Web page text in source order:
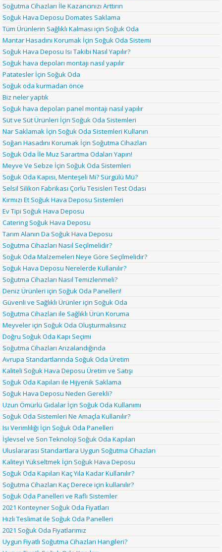
Soğutma Cihazları İle Kazancınızı Arttırın
Soğuk Hava Deposu Domates Saklama
Tüm Ürünlerin Sağlıklı Kalması için Soğuk Oda
Mantar Hasadını Korumak İçin Soğuk Oda Sistemi
Soğuk Hava Deposu Isı Takibi Nasıl Yapılır?
Soğuk hava depoları montajı nasıl yapılır
Patatesler İçin Soğuk Oda
Soğuk oda kurmadan önce
Biz neler yaptık
Soğuk hava depoları panel montajı nasıl yapılır
Süt ve Süt Ürünleri İçin Soğuk Oda Sistemleri
Nar Saklamak İçin Soğuk Oda Sistemleri Kullanın
Soğan Hasadını Korumak İçin Soğutma Cihazları
Soğuk Oda İle Muz Sarartma Odaları Yapın!
Meyve Ve Sebze İçin Soğuk Oda Sistemleri
Soğuk Oda Kapısı, Menteşeli Mi? Sürgülü Mü?
Selsil Silikon Fabrikası Çorlu Tesisleri Test Odası
Kırmızı Et Soğuk Hava Deposu Sistemleri
Ev Tipi Soğuk Hava Deposu
Catering Soğuk Hava Deposu
Tarım Alanın Da Soğuk Hava Deposu
Soğutma Cihazları Nasıl Seçilmelidir?
Soğuk Oda Malzemeleri Neye Göre Seçilmelidir?
Soğuk Hava Deposu Nerelerde Kullanılır?
Soğutma Cihazları Nasıl Temizlenmeli?
Deniz Ürünleri için Soğuk Oda Panelleri!
Güvenli ve Sağlıklı Ürünler için Soğuk Oda
Soğutma Cihazları ile Sağlıklı Ürün Koruma
Meyveler için Soğuk Oda Oluşturmalısınız
Doğru Soğuk Oda Kapı Seçimi
Soğutma Cihazları Arızalandığında
Avrupa Standartlarında Soğuk Oda Üretim
Kaliteli Soğuk Hava Deposu Üretim ve Satışı
Soğuk Oda Kapıları ile Hijyenik Saklama
Soğuk Hava Deposu Neden Gerekli?
Uzun Ömürlü Gıdalar İçin Soğuk Oda Kullanımı
Soğuk Oda Sistemleri Ne Amaçla Kullanılır?
Isı Verimliliği İçin Soğuk Oda Panelleri
İşlevsel ve Son Teknoloji Soğuk Oda Kapıları
Uluslararası Standartlara Uygun Soğutma Cihazları
Kaliteyi Yükseltmek İçin Soğuk Hava Deposu
Soğuk Oda Kapıları Kaç Yıla Kadar Kullanılır?
Soğutma Cihazları Kaç Derece için kullanılır?
Soğuk Oda Panelleri ve Raflı Sistemler
2021 Konteyner Soğuk Oda Fiyatları
Hızlı Teslimat ile Soğuk Oda Panelleri
2021 Soğuk Oda Fiyatlarımız
Uygun Fiyatlı Soğutma Cihazları Hangileri?